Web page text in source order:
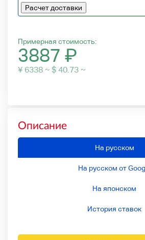
Расчет доставки
Примерная стоимость:
3887 ₽
¥ 6338 ~ $ 40.73 ~
Описание
На русском
На русском от
На японском
История ставок